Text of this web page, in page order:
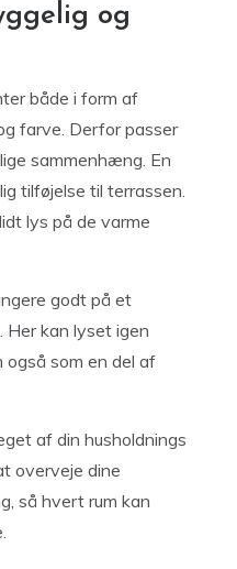
og
både i form af
farve. Derfor passer
sammenhæng. En
tilføjelse til terrassen.
lys på de varme
godt på et
kan lyset igen
også som en del af
af din husholdnings
overveje dine
så hvert rum kan